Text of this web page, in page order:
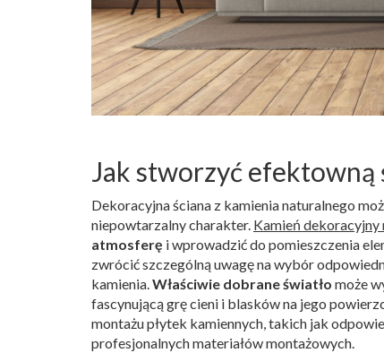
Jak stworzyć efektowną
Dekoracyjna ściana z kamienia naturalnego
niepowtarzalny charakter. Kamień dekoracyjny
atmosferę i wprowadzić do pomieszczenia
zwrócić szczególną uwagę na wybór
kamienia.Właściwie dobrane światło może
fascynującą grę cieni i blasków na jego
montażu płytek kamiennych, takich jak
profesjonalnych materiałów montażowych.